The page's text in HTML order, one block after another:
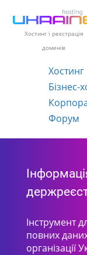
Хостинг і реєстрація
доменів
Хостинг
Бізнес-
Форум
Інструмент
повних
організації